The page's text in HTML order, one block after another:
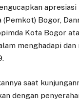
apresiasi
Bogor,
Kota Bogor
menghadapi dan
saat
dengan